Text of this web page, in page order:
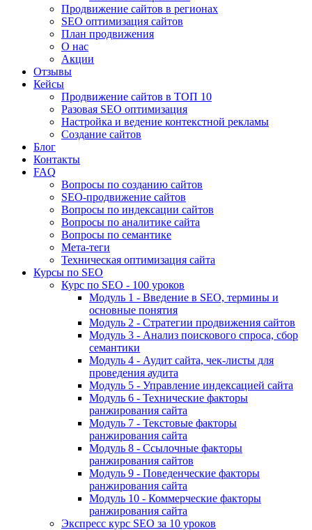
Продвижение сайтов в регионах
SEO оптимизация сайтов
План продвижения
О нас
Акции
Отзывы
Кейсы
Продвижение сайтов в ТОП 10
Разовая SEO оптимизация
Настройка и ведение контекстной рекламы
Создание сайтов
Блог
Контакты
FAQ
Вопросы по созданию сайтов
SEO-продвижение сайтов
Вопросы по индексации сайтов
Вопросы по аналитике сайта
Вопросы по семантике
Мета-теги
Техническая оптимизация сайта
Курсы по SEO
Курс по SEO - 100 уроков
Модуль 1 - Введение в SEO, термины и
основные понятия
Модуль 2 - Стратегии продвижения сайтов
Модуль 3 - Анализ поискового спроса, сбор
семантики
Модуль 4 - Аудит сайта, чек-листы для
проведения аудита
Модуль 5 - Управление индексацией сайта
Модуль 6 - Технические факторы
ранжирования сайта
Модуль 7 - Текстовые факторы
ранжирования сайта
Модуль 8 - Ссылочные факторы
ранжирования сайтов
Модуль 9 - Поведенческие факторы
ранжирования сайта
Модуль 10 - Коммерческие факторы
ранжирования сайта
Экспресс курс SEO за 10 уроков